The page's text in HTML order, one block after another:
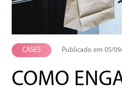
CASES Publicado em 05/
COMO